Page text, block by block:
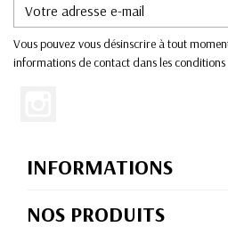
Vous pouvez vous désinscrire à tout
informations de contact dans les
INFORMATIONS
NOS PRODUITS